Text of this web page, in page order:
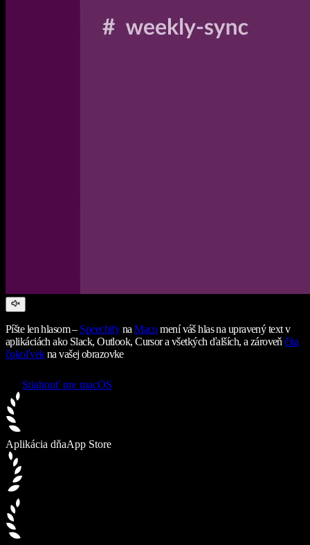
Píšte len hlasom – SpeechifynaMacu mení váš hlas na upravený text v
aplikáciách ako Slack, Outlook, Cursor a všetkých ďalších, a zároveňčíta
čokoľvekna vašej obrazovke
Stiahnuť pre macOS
Aplikácia dňaApp Store